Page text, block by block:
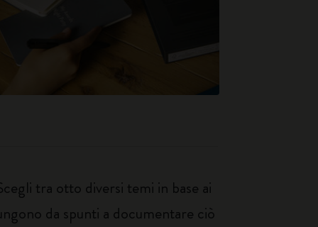
tra otto diversi temi in base ai
da spunti a documentare ciò